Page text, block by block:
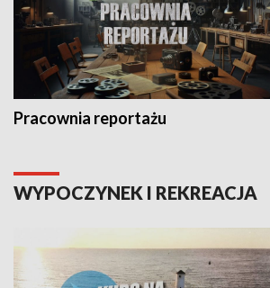
Pracownia reportażu
WYPOCZYNEK I REKREACJA